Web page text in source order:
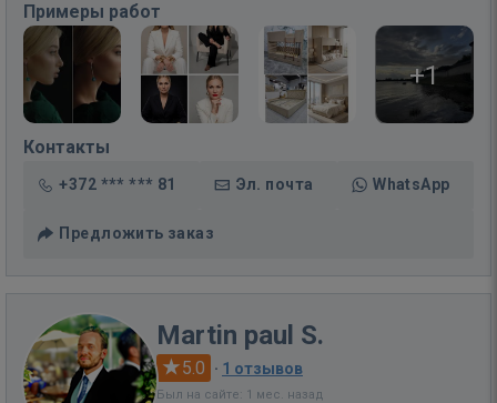
Примеры работ
+1
Контакты
+372 *** *** 81 Эл. почта WhatsApp
Предложить заказ
Martin paul S.
5.0 · 1 отзывов
Был на сайте: 1 мес. назад